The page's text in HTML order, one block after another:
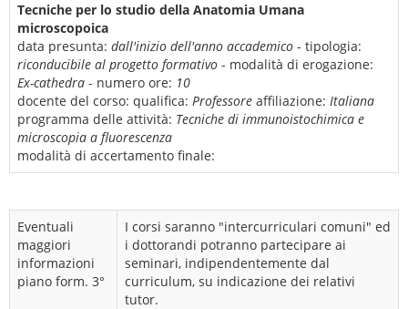
Tecniche per lo studio della Anatomia Umana
microscopoica
data presunta: dall'inizio dell'anno accademico - tipologia:
riconducibile al progetto formativo - modalità di erogazione:
Ex-cathedra - numero ore: 10
docente del corso: qualifica: Professore affiliazione: Italiana
programma delle attività: Tecniche di immunoistochimica e
microscopia a fluorescenza
modalità di accertamento finale:
Eventuali
maggiori
informazioni
piano form. 3°
I corsi saranno "intercurriculari comuni" ed
i dottorandi potranno partecipare ai
seminari, indipendentemente dal
curriculum, su indicazione dei relativi
tutor.